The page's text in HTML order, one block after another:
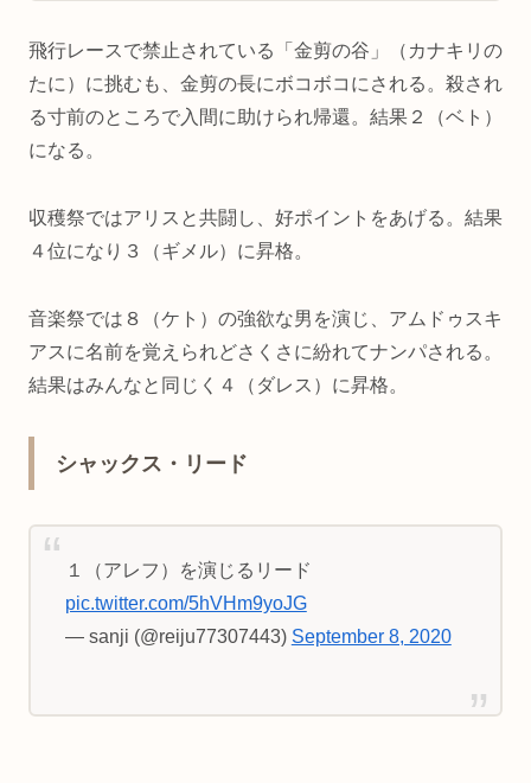
飛行レースで禁止されている「金剪の谷」（カナキリの
たに）に挑むも、金剪の長にボコボコにされる。殺され
る寸前のところで入間に助けられ帰還。結果２（ベト）
になる。
収穫祭ではアリスと共闘し、好ポイントをあげる。結果
４位になり３（ギメル）に昇格。
音楽祭では８（ケト）の強欲な男を演じ、アムドゥスキ
アスに名前を覚えられどさくさに紛れてナンパされる。
結果はみんなと同じく４（ダレス）に昇格。
シャックス・リード
１（アレフ）を演じるリード
pic.twitter.com/5hVHm9yoJG
— sanji (@reiju77307443) September 8, 2020